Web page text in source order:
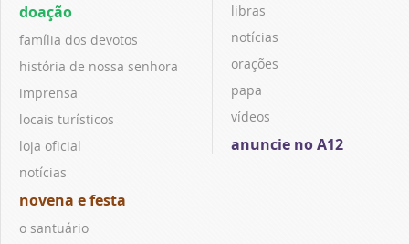
doação
família dos devotos
história de nossa senhora
imprensa
locais turísticos
loja oficial
notícias
novena e festa
o santuário
libras
notícias
orações
papa
vídeos
anuncie no A12